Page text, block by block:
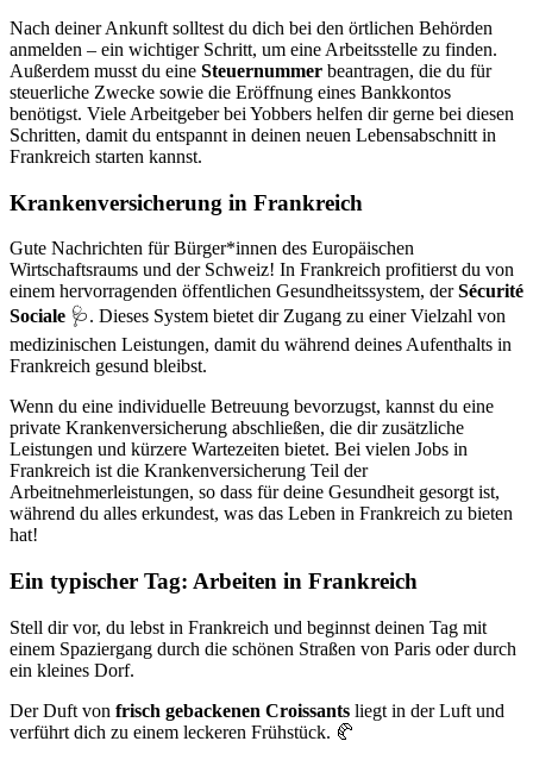
Nach deiner Ankunft solltest du dich bei den örtlichen Behörden
anmelden – ein wichtiger Schritt, um eine Arbeitsstelle zu finden.
Außerdem musst du eine Steuernummer beantragen, die du für
steuerliche Zwecke sowie die Eröffnung eines Bankkontos
benötigst. Viele Arbeitgeber bei Yobbers helfen dir gerne bei diesen
Schritten, damit du entspannt in deinen neuen Lebensabschnitt in
Frankreich starten kannst.
Krankenversicherung in Frankreich
Gute Nachrichten für Bürger*innen des Europäischen
Wirtschaftsraums und der Schweiz! In Frankreich profitierst du von
einem hervorragenden öffentlichen Gesundheitssystem, derSécurité
Sociale 🩺. Dieses System bietet dir Zugang zu einer Vielzahl von
medizinischen Leistungen, damit du während deines Aufenthalts in
Frankreich gesund bleibst.
Wenn du eine individuelle Betreuung bevorzugst, kannst du eine
private Krankenversicherung abschließen, die dir zusätzliche
Leistungen und kürzere Wartezeiten bietet. Bei vielen Jobs in
Frankreich ist die Krankenversicherung Teil der
Arbeitnehmerleistungen, so dass für deine Gesundheit gesorgt ist,
während du alles erkundest, was das Leben in Frankreich zu bieten
hat!
Ein typischer Tag: Arbeiten in Frankreich
Stell dir vor, du lebst in Frankreich und beginnst deinen Tag mit
einem Spaziergang durch die schönen Straßen von Paris oder durch
ein kleines Dorf.
Der Duft von frisch gebackenen Croissants liegt in der Luft und
verführt dich zu einem leckeren Frühstück. 🥐